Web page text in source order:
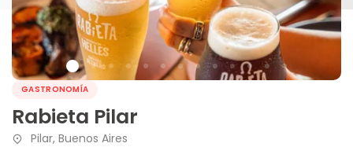
GASTRONOMÍA
Rabieta Pilar
Pilar, Buenos Aires